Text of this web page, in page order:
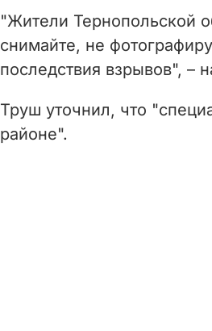
"Жители Тернопольской
снимайте, не
последствия взрывов", –
Труш уточнил, что
районе".